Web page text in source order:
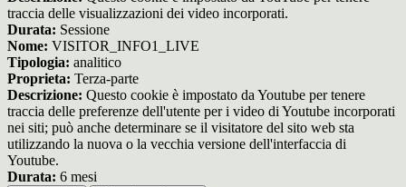
traccia delle visualizzazioni dei video incorporati.
Durata: Sessione
Nome: VISITOR_INFO1_LIVE
Tipologia: analitico
Proprieta: Terza-parte
Descrizione: Questo cookie è impostato da Youtube per tenere
traccia delle preferenze dell'utente per i video di Youtube incorporati
nei siti; può anche determinare se il visitatore del sito web sta
utilizzando la nuova o la vecchia versione dell'interfaccia di
Youtube.
Durata: 6 mesi